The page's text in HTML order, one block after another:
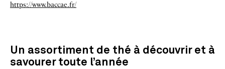
https://www.baccae.fr/
Un assortiment de thé à découvrir et à
savourer toute l’année